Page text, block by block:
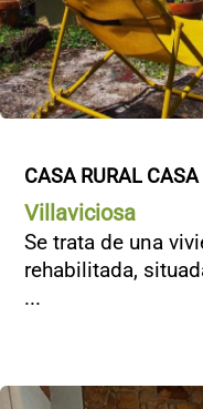
CASA RURAL
Villaviciosa
Se trata de una
rehabilitada,
...